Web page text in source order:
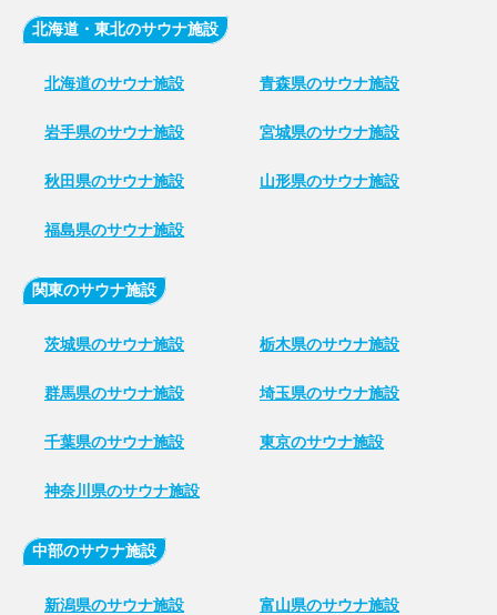
北海道・東北のサウナ施設
北海道のサウナ施設 青森県のサウナ施設
岩手県のサウナ施設 宮城県のサウナ施設
秋田県のサウナ施設 山形県のサウナ施設
福島県のサウナ施設
関東のサウナ施設
茨城県のサウナ施設 栃木県のサウナ施設
群馬県のサウナ施設 埼玉県のサウナ施設
千葉県のサウナ施設 東京のサウナ施設
神奈川県のサウナ施設
中部のサウナ施設
新潟県のサウナ施設 富山県のサウナ施設